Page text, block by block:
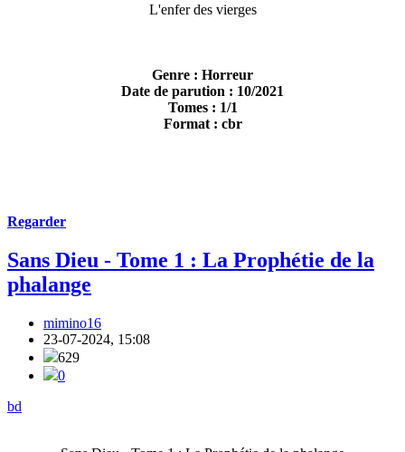
L'enfer des vierges
Genre : Horreur
Date de parution : 10/2021
Tomes : 1/1
Format : cbr
Regarder
Sans Dieu - Tome 1 : La Prophétie de la
phalange
mimino16
23-07-2024, 15:08
629
0
bd